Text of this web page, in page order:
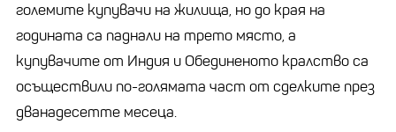
големите купувачи на жилища, но до края на
годината са паднали на трето място, а
купувачите от Индия и Обединеното кралство са
осъществили по-голямата част от сделките през
дванадесетте месеца.